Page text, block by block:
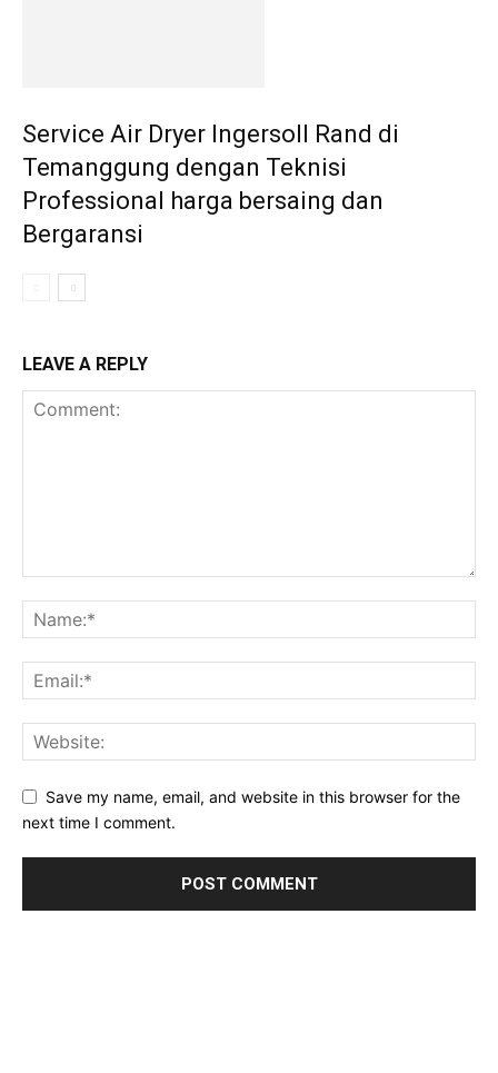
Service Air Dryer Ingersoll Rand di
Temanggung dengan Teknisi
Professional harga bersaing dan
Bergaransi
LEAVE A REPLY
Save my name, email, and website in this browser for the
next time I comment.